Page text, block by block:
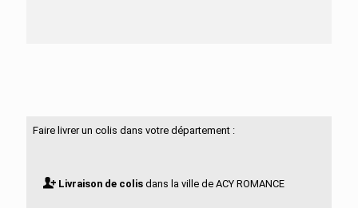
Faire livrer un colis dans votre département :
Livraison de colisdans la ville de ACY ROMANCE